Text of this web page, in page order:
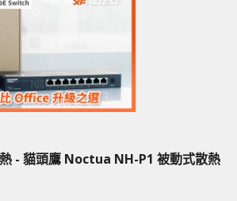
- 貓頭鷹 Noctua NH-P1 被動式散熱